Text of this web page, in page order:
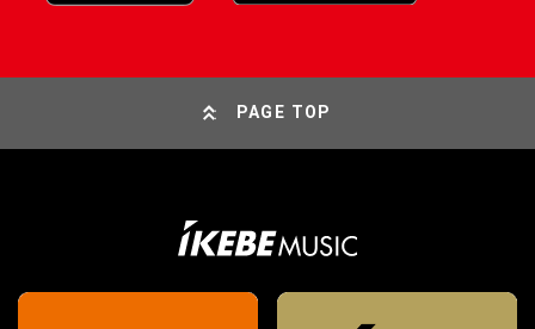
PAGE TOP